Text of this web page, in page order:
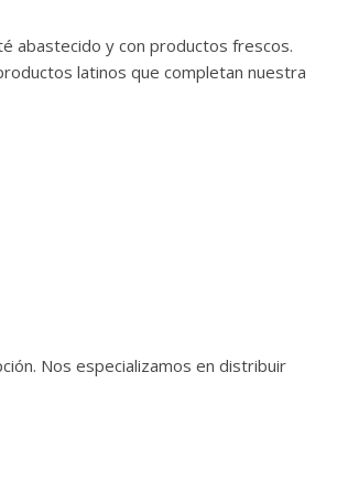
abastecido y con productos frescos.
latinos que completan nuestra
Nos especializamos en distribuir